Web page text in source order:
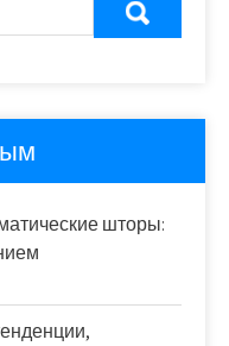
шторы: